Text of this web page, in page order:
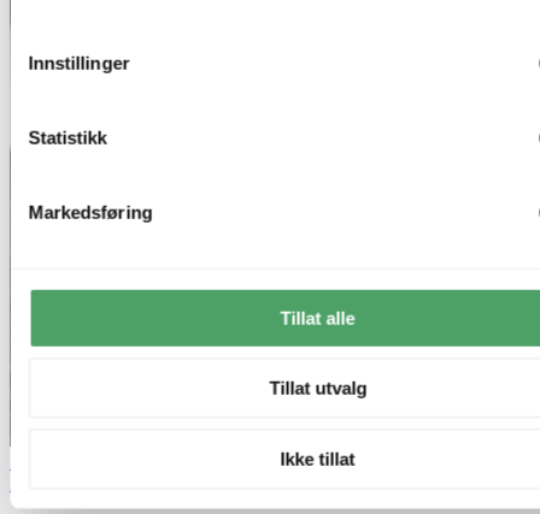
Innstillinger
Statistikk
Markedsføring
Tillat alle
Tillat utvalg
Ikke tillat
Nova Life